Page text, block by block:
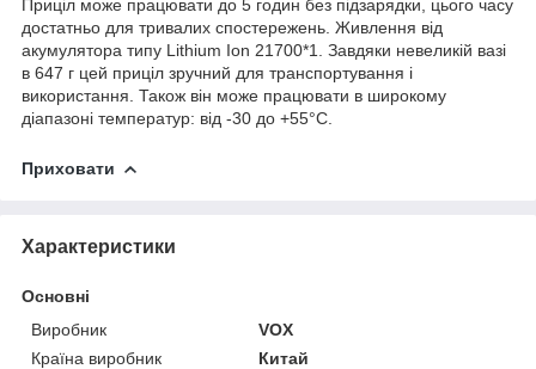
Приціл може працювати до 5 годин без підзарядки, цього часу
достатньо для тривалих спостережень. Живлення від
акумулятора типу Lithium Ion 21700*1. Завдяки невеликій вазі
в 647 г цей приціл зручний для транспортування і
використання. Також він може працювати в широкому
діапазоні температур: від -30 до +55°C.
Приховати
Характеристики
Основні
Виробник
VOX
Країна виробник
Китай